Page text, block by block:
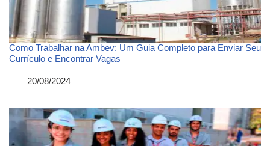
Como Trabalhar na Ambev: Um Guia Completo para Enviar Seu
Currículo e Encontrar Vagas
Data20/08/2024